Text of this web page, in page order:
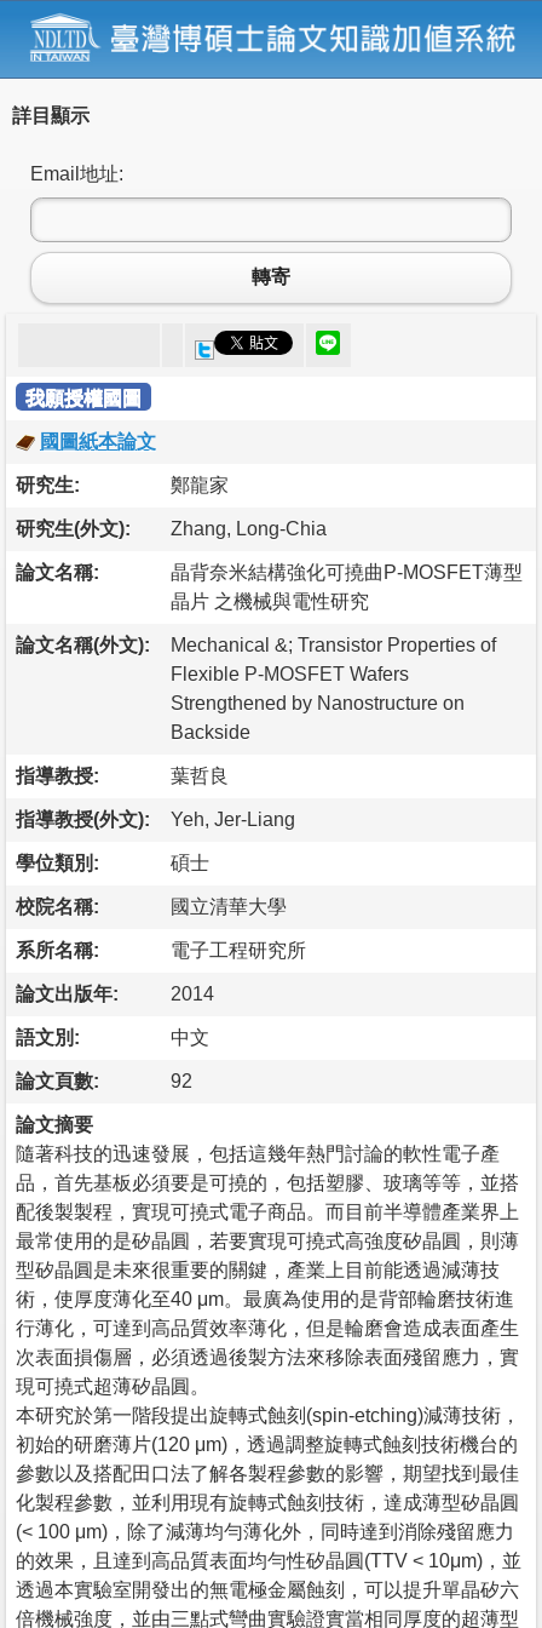
詳目顯示
Email地址:
轉寄
我願授權國圖
國圖紙本論文
研究生: 鄭龍家
研究生(外文): Zhang, Long-Chia
論文名稱:
晶背奈米結構強化可撓曲P-MOSFET薄型
晶片 之機械與電性研究
論文名稱(外文):
Mechanical &; Transistor Properties of
Flexible P-MOSFET Wafers
Strengthened by Nanostructure on
Backside
指導教授: 葉哲良
指導教授(外文): Yeh, Jer-Liang
學位類別: 碩士
校院名稱: 國立清華大學
系所名稱: 電子工程研究所
論文出版年: 2014
語文別: 中文
論文頁數: 92
論文摘要
隨著科技的迅速發展，包括這幾年熱門討論的軟性電子產
品，首先基板必須要是可撓的，包括塑膠、玻璃等等，並搭
配後製製程，實現可撓式電子商品。而目前半導體產業界上
最常使用的是矽晶圓，若要實現可撓式高強度矽晶圓，則薄
型矽晶圓是未來很重要的關鍵，產業上目前能透過減薄技
術，使厚度薄化至40 μm。最廣為使用的是背部輪磨技術進
行薄化，可達到高品質效率薄化，但是輪磨會造成表面產生
次表面損傷層，必須透過後製方法來移除表面殘留應力，實
現可撓式超薄矽晶圓。
本研究於第一階段提出旋轉式蝕刻(spin-etching)減薄技術，
初始的研磨薄片(120 μm)，透過調整旋轉式蝕刻技術機台的
參數以及搭配田口法了解各製程參數的影響，期望找到最佳
化製程參數，並利用現有旋轉式蝕刻技術，達成薄型矽晶圓
(< 100 μm)，除了減薄均勻薄化外，同時達到消除殘留應力
的效果，且達到高品質表面均勻性矽晶圓(TTV < 10μm)，並
透過本實驗室開發出的無電極金屬蝕刻，可以提升單晶矽六
倍機械強度，並由三點式彎曲實驗證實當相同厚度的超薄型